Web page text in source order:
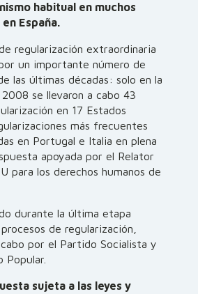
habitual en muchos
España.
regularización extraordinaria
un importante número de
las últimas décadas: solo en la
se llevaron a cabo 43
en 17 Estados
más frecuentes
en Portugal e Italia en plena
apoyada por el Relator
para los derechos humanos de
durante la última etapa
de regularización,
por el Partido Socialista y
Popular.
sujeta a las leyes y